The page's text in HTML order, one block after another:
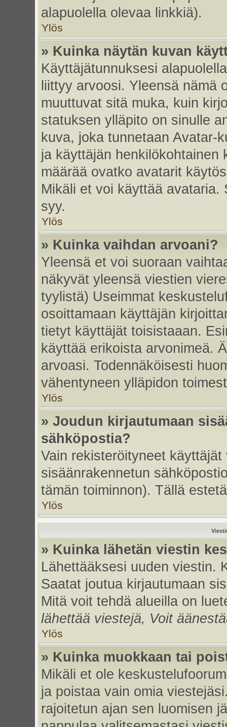
alapuolella olevaa linkkiä).
Ylös
» Kuinka näytän kuvan
Käyttäjätunnuksesi
liittyy arvoosi. Yleensä nämä
muuttuvat sitä muka, kuin
statuksen ylläpito on sinulle
kuva, joka tunnetaan Avatar-
ja käyttäjän henkilökohtainen
määrää ovatko avatarit
Mikäli et voi käyttää
syy.
Ylös
» Kuinka vaihdan arvoani?
Yleensä et voi suoraan
näkyvät yleensä viestien
tyylistä) Useimmat
osoittamaan käyttäjän
tietyt käyttäjät toisistaaan.
käyttää erikoista arvonimeä.
arvoasi. Todennäköisesti
vähentyneen ylläpidon
Ylös
» Joudun kirjautumaan
sähköpostia?
Vain rekisteröityneet
sisäänrakennetun
tämän toiminnon). Tällä
Ylös
» Kuinka lähetän viestin
Lähettääksesi uuden viestin.
Saatat joutua kirjautumaan
Mitä voit tehdä alueilla on
lähettää viestejä, Voit
Ylös
» Kuinka muokkaan tai
Mikäli et ole
ja poistaa vain omia
rajoitetun ajan sen luomisen